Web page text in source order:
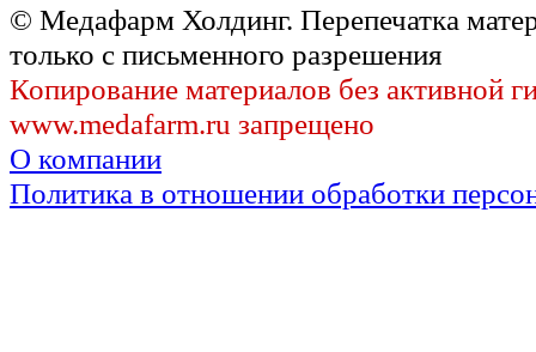
© Медафарм Холдинг. Перепечатка
только с письменного разрешения
Копирование материалов без активной
www.medafarm.ru запрещено
О компании
Политика в отношении обработки